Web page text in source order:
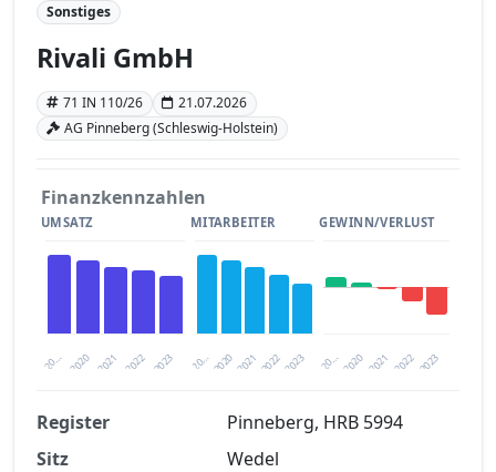
Sonstiges
Rivali GmbH
71 IN 110/26
21.07.2026
AG Pinneberg (Schleswig-Holstein)
Finanzkennzahlen
UMSATZ
20… 2021 2023
2020 2022
MITARBEITER
20… 2021 2023
2020 2022
GEWINN/VERLUST
20… 2021 2023
2020 2022
Finanzkennzahlen nach kostenloser
Register
Pinneberg, HRB 5994
Sitz
Wedel